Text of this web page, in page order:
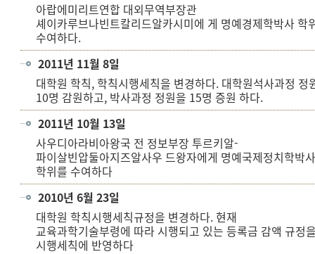
아랍에미리트연합 대외무역부장관
셰이카루브나빈트칼리드알카시미에 게 명예경제학박사 학
수여하다.
2011년 11월 8일
대학원 학칙, 학칙시행세칙을 변경하다. 대학원석사과정 정
10명 감원하고, 박사과정 정원을 15명 증원 하다.
2011년 10월 13일
사우디아라비아왕국 전 정보부장 투르키알-
파이살빈압둘아지즈알사우 드왕자에게 명예국제정치학박
학위를 수여하다
2010년 6월 23일
대학원 학칙시행세칙규정을 변경하다. 현재
교육과학기술부령에 따라 시행되고 있는 등록금 감액 규정
시행세칙에 반영하다